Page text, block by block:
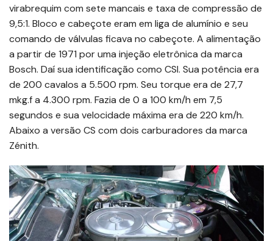
virabrequim com sete mancais e taxa de compressão de
9,5:1. Bloco e cabeçote eram em liga de alumínio e seu
comando de válvulas ficava no cabeçote. A alimentação
a partir de 1971 por uma injeção eletrônica da marca
Bosch. Daí sua identificação como CSI. Sua potência era
de 200 cavalos a 5.500 rpm. Seu torque era de 27,7
mkg.f a 4.300 rpm. Fazia de 0 a 100 km/h em 7,5
segundos e sua velocidade máxima era de 220 km/h.
Abaixo a versão CS com dois carburadores da marca
Zénith.